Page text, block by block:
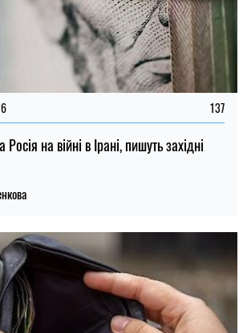
137
на війні в Ірані, пишуть західні